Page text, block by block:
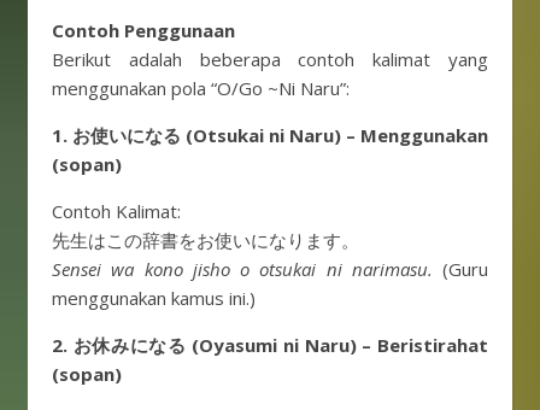
Contoh Penggunaan
Berikut adalah beberapa contoh kalimat yang
menggunakan pola “O/Go ~Ni Naru”:
1. お使いになる (Otsukai ni Naru) – Menggunakan
(sopan)
Contoh Kalimat:
先生はこの辞書をお使いになります。
Sensei wa kono jisho o otsukai ni narimasu. (Guru
menggunakan kamus ini.)
2. お休みになる (Oyasumi ni Naru) – Beristirahat
(sopan)